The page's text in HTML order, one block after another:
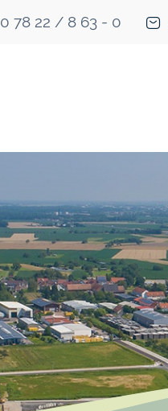
0 78 22 / 8 63 - 0